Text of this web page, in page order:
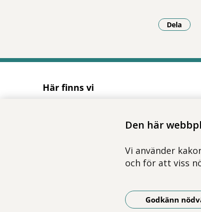
Den här
Vi använder
och för att viss
Godkänn
Dela
- Klicka
Här finns vi